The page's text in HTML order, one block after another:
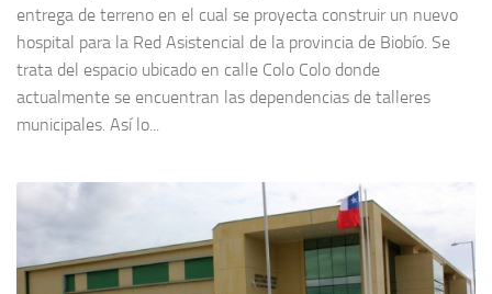
entrega de terreno en el cual se proyecta construir un nuevo
hospital para la Red Asistencial de la provincia de Biobío. Se
trata del espacio ubicado en calle Colo Colo donde
actualmente se encuentran las dependencias de talleres
municipales. Así lo...